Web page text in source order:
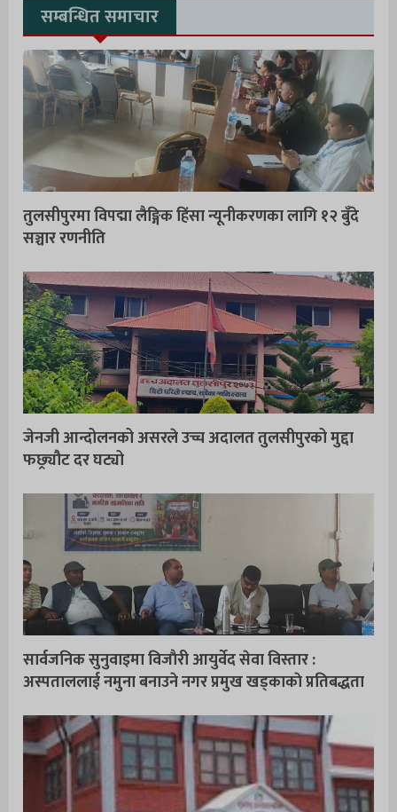
सम्बन्धित समाचार
तुलसीपुरमा विपद्मा लैङ्गिक हिंसा न्यूनीकरणका लागि १२ बुँदे
सञ्चार रणनीति
जेनजी आन्दोलनको असरले उच्च अदालत तुलसीपुरको मुद्दा
फछ्र्यौट दर घट्यो
सार्वजनिक सुनुवाइमा विजाैरी आयुर्वेद सेवा विस्तार :
अस्पताललाई नमुना बनाउने नगर प्रमुख खड्काकाे प्रतिबद्धता